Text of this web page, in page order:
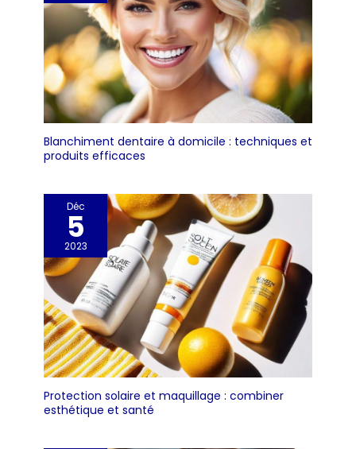
Blanchiment dentaire à domicile : techniques et
produits efficaces
Déc
5
2023
Protection solaire et maquillage : combiner
esthétique et santé